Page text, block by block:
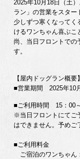
2025年10月18日（土
ラン」の営業をスター
少しずつ寒くなってく
けるワンちゃん喜ぶこ
尚、当日フロントでの
す。
【屋内ドッグラン概要】
■営業期間 2025年10
■ご利用時間 15：00
※当日フロントにてご
はできません。予めご
■ご利用料金
ご宿泊のワンちゃん